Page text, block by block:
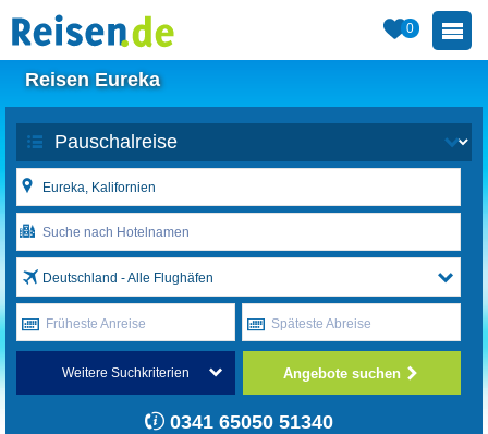
0
Reisen Eureka
Deutschland - Alle Flughäfen
Früheste Anreise Späteste Abreise
Weitere Suchkriterien Angebote suchen
0341 65050 51340